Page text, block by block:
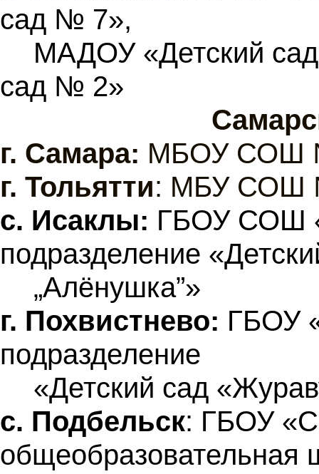
сад № 7»,
МАДОУ «Детский
сад № 2»
г. Самара: МБОУ СОШ
г. Тольятти: МБУ СОШ
с. Исаклы: ГБОУ СОШ
подразделение
„Алёнушка”»
г. Похвистнево: ГБОУ
подразделение
«Детский сад
с. Подбельск: ГБОУ
общеобразовательная